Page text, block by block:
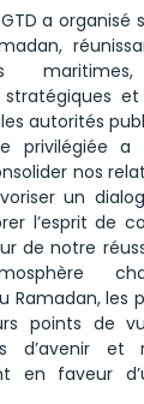
a
autorités
privilégiée a
nos
un
l’esprit de
de notre
Ramadan, les
points de
d’avenir et
en faveur